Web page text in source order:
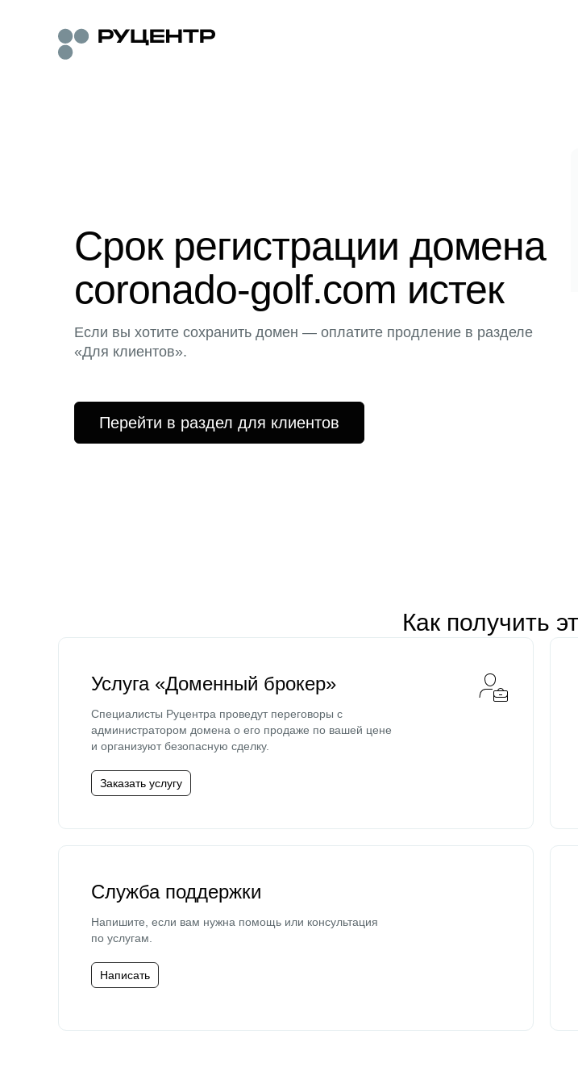
Срок регистрации домена
coronado-golf.com истек
Если вы хотите сохранить домен — оплатите продление в разделе
«Для клиентов».
Перейти в раздел для клиентов
Как получить
Услуга «Доменный брокер»
Специалисты Руцентра проведут переговоры с
администратором домена о его продаже по вашей цене
и организуют безопасную сделку.
Заказать услугу
Служба поддержки
Напишите, если вам нужна помощь или консультация
по услугам.
Написать